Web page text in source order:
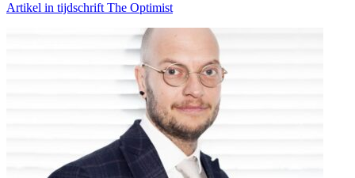
Artikel in tijdschrift The Optimist